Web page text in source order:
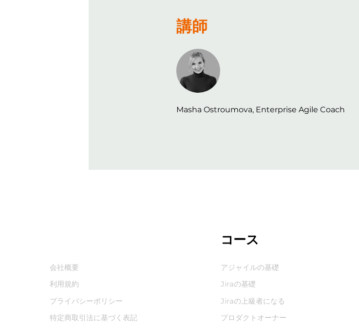
講師
Masha Ostroumova, Enterprise Agile Coach
会社概要
利用規約
プライバシーポリシー
特定商取引法に基づく表記
​コース
アジャイルの基礎
Jiraの基礎
Jiraの上級者になる
プロダクトオーナー